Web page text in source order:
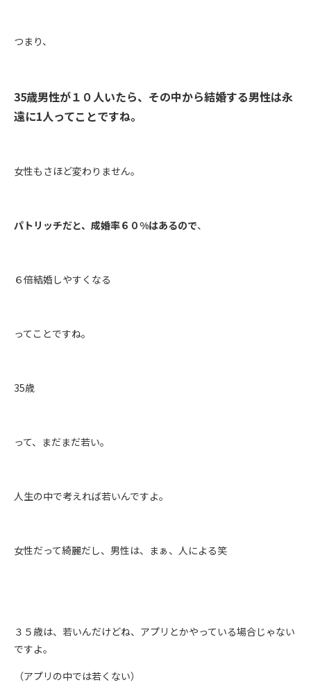
つまり、
35歳男性が１０人いたら、その中から結婚する男性は永
遠に1人ってことですね。
女性もさほど変わりません。
パトリッチだと、成婚率６０%はあるので、
６倍結婚しやすくなる
ってことですね。
35歳
って、まだまだ若い。
人生の中で考えれば若いんですよ。
女性だって綺麗だし、男性は、まぁ、人による笑
３５歳は、若いんだけどね、アプリとかやっている場合じゃない
ですよ。
（アプリの中では若くない）